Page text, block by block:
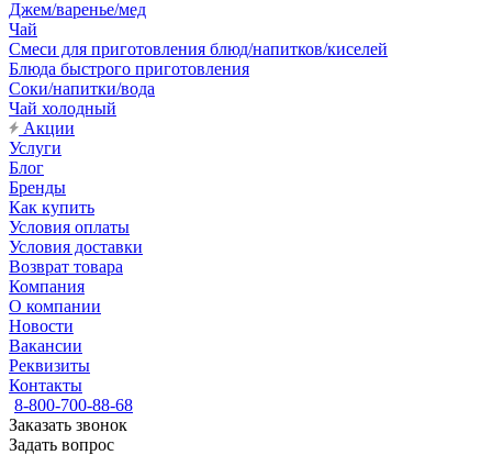
Джем/варенье/мед
Чай
Смеси для приготовления блюд/напитков/киселей
Блюда быстрого приготовления
Соки/напитки/вода
Чай холодный
Акции
Услуги
Блог
Бренды
Как купить
Условия оплаты
Условия доставки
Возврат товара
Компания
О компании
Новости
Вакансии
Реквизиты
Контакты
8-800-700-88-68
Заказать звонок
Задать вопрос